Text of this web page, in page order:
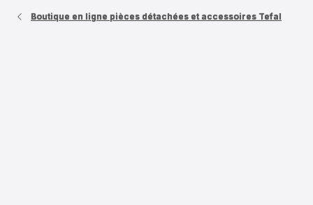
Boutique en ligne pièces détachées et accessoires Tefal